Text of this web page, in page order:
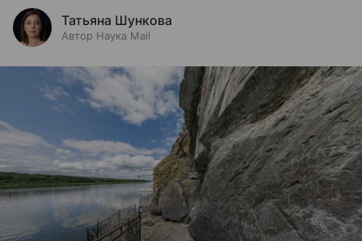
Татьяна Шункова
Автор Наука Mail